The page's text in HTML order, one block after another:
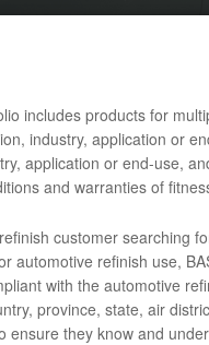
avec la
includes products for
industry, application or
application or end-use,
and warranties of
customer searching
automotive refinish use,
with the automotive
province, state, air
ensure they know and